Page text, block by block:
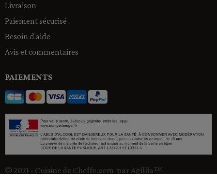
Livraison
Paiement sécurisé
Besoin d'aide
Avis et commentaires
PAIEMENTS
© 2021 - Cuisine de Cheffe.com par Agillia™